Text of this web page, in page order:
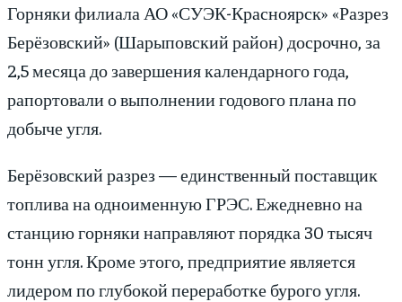
Горняки филиала АО «СУЭК-Красноярск» «Разрез
Берёзовский» (Шарыповский район) досрочно, за
2,5 месяца до завершения календарного года,
рапортовали о выполнении годового плана по
добыче угля.
Берёзовский разрез — единственный поставщик
топлива на одноименную ГРЭС. Ежедневно на
станцию горняки направляют порядка 30 тысяч
тонн угля. Кроме этого, предприятие является
лидером по глубокой переработке бурого угля.